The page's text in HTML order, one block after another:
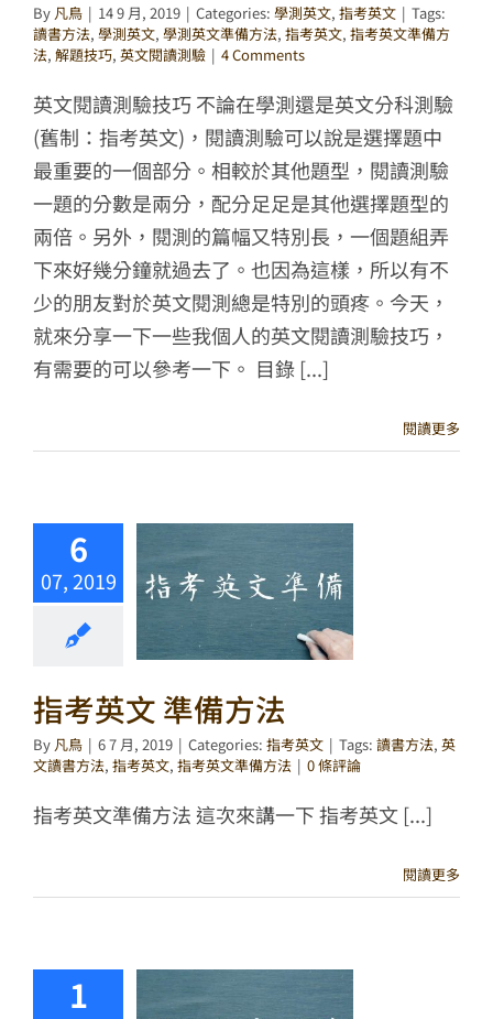
By 凡鳥 | 14 9 月, 2019 | Categories: 學測英文, 指考英文 | Tags:
讀書方法, 學測英文, 學測英文準備方法, 指考英文, 指考英文準備方
法, 解題技巧, 英文閱讀測驗 | 4 Comments
英文閱讀測驗技巧 不論在學測還是英文分科測驗
(舊制：指考英文)，閱讀測驗可以說是選擇題中
最重要的一個部分。相較於其他題型，閱讀測驗
一題的分數是兩分，配分足足是其他選擇題型的
兩倍。另外，閱測的篇幅又特別長，一個題組弄
下來好幾分鐘就過去了。也因為這樣，所以有不
少的朋友對於英文閱測總是特別的頭疼。今天，
就來分享一下一些我個人的英文閱讀測驗技巧，
有需要的可以參考一下。 目錄 [...]
閱讀更多
6
07, 2019
指考英文 準備方法
By 凡鳥 | 6 7 月, 2019 | Categories: 指考英文 | Tags: 讀書方法, 英
文讀書方法, 指考英文, 指考英文準備方法 | 0 條評論
指考英文準備方法 這次來講一下 指考英文 [...]
閱讀更多
1